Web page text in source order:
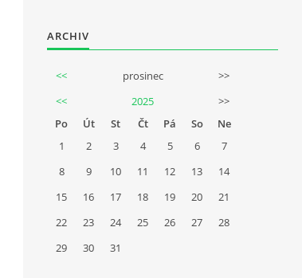
ARCHIV
<< prosinec
>>
<<
2025
>>
Po
Út St Čt Pá So
Ne
1
2 3 4 5 6
7
8
9 10 11 12 13
14
15
16 17 18 19 20
21
22
23 24 25 26 27
28
29
30 31